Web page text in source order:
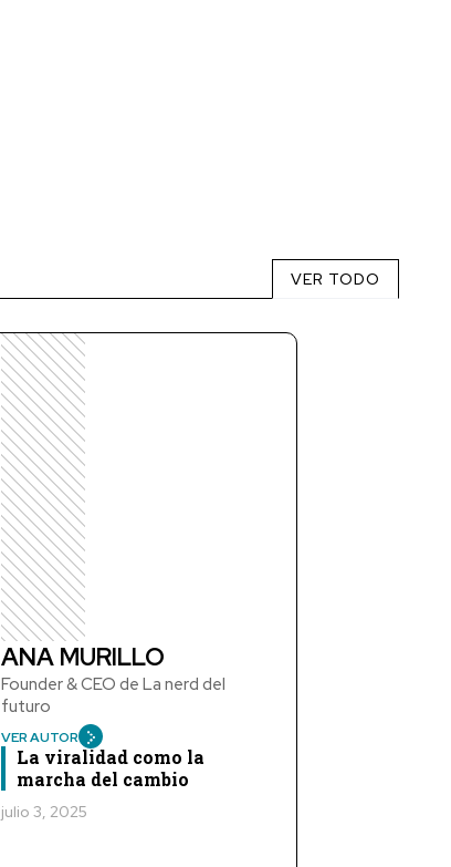
VER TODO
ANA MURILLO
Founder & CEO de La nerd del
futuro
VER AUTOR
La viralidad como la
marcha del cambio
julio 3, 2025